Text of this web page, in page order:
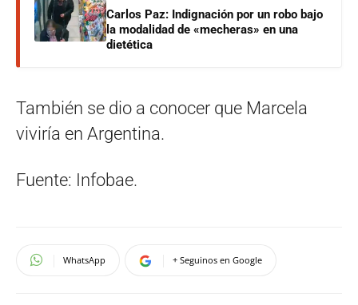
Carlos Paz: Indignación por un robo bajo
la modalidad de «mecheras» en una
dietética
También se dio a conocer que Marcela
viviría en Argentina.
Fuente: Infobae.
WhatsApp + Seguinos en Google